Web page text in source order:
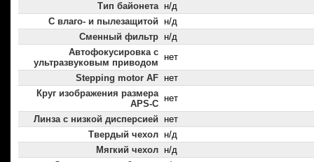
Тип байонета н/д
С влаго- и пылезащитой н/д
Сменный фильтр н/д
Автофокусировка с
ультразвуковым приводом
нет
Stepping motor AF нет
Круг изображения размера
APS-C
нет
Линза с низкой дисперсией
нет
Твердый чехол н/д
Мягкий чехол н/д